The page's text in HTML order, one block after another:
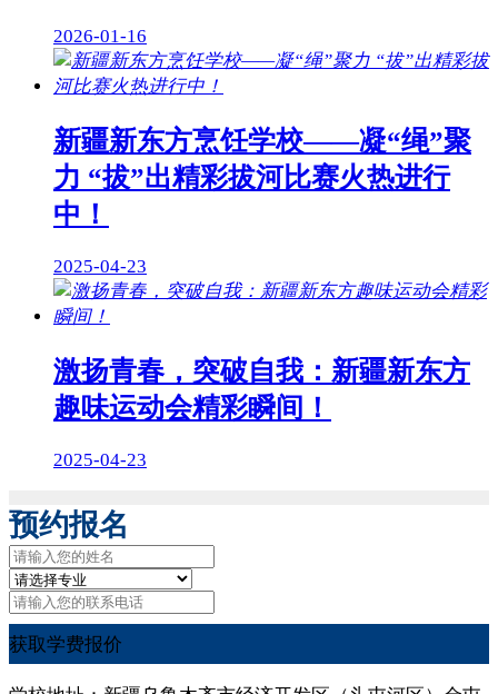
2026-01-16
新疆新东方烹饪学校——凝“绳”聚
力 “拔”出精彩拔河比赛火热进行
中！
2025-04-23
激扬青春，突破自我：新疆新东方
趣味运动会精彩瞬间！
2025-04-23
预约报名
获取学费报价